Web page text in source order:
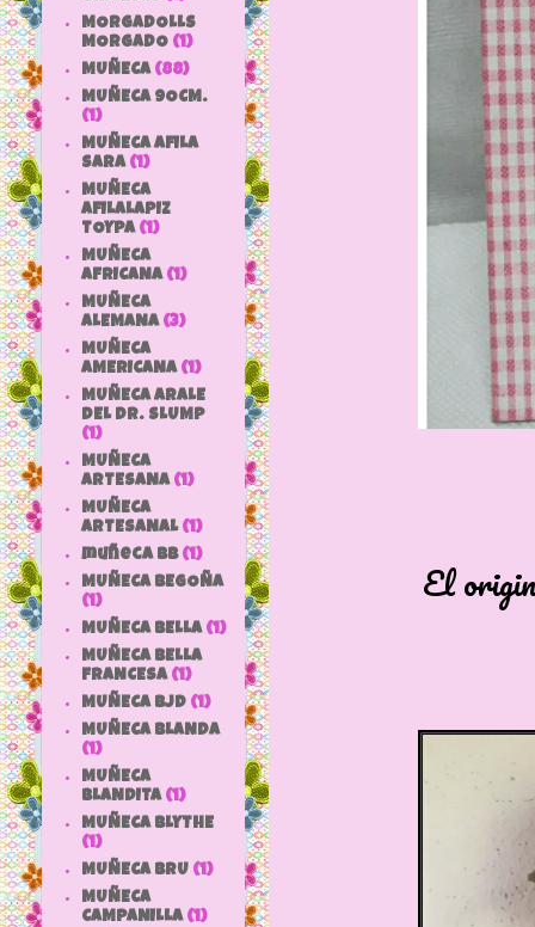
El original
MORGADOLLS
MORGADO (1)
MUÑECA (88)
MUÑECA 9OCM.
(1)
MUÑECA AFILA
SARA (1)
MUÑECA
AFILALAPIZ
TOYPA (1)
MUÑECA
AFRICANA (1)
MUÑECA
ALEMANA (3)
MUÑECA
AMERICANA (1)
MUÑECA ARALE
DEL DR. SLUMP
(1)
MUÑECA
ARTESANA (1)
MUÑECA
ARTESANAL (1)
muñeca bb (1)
MUÑECA BEGOÑA
(1)
MUÑECA BELLA (1)
MUÑECA BELLA
FRANCESA (1)
MUÑECA BJD (1)
MUÑECA BLANDA
(1)
MUÑECA
BLANDITA (1)
MUÑECA BLYTHE
(1)
MUÑECA BRU (1)
MUÑECA
CAMPANILLA (1)